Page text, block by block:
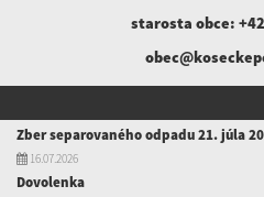
starosta obce:
Zber separovaného odpadu 21. júla
16.07.2026
Dovolenka